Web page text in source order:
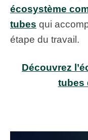
écosystème
tubes qui
étape du travail.
Découvrez
tubes